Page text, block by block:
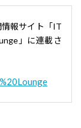
報サイト「IT
」に連載さ